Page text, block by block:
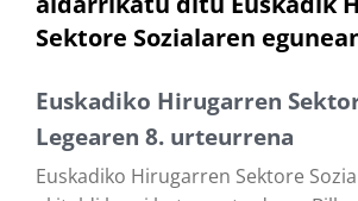
Sektore Sozialaren
Euskadiko Hirugarren
Legearen 8. urteurrena
Euskadiko Hirugarren Sektore